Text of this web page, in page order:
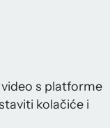
s platforme
kolačiće i